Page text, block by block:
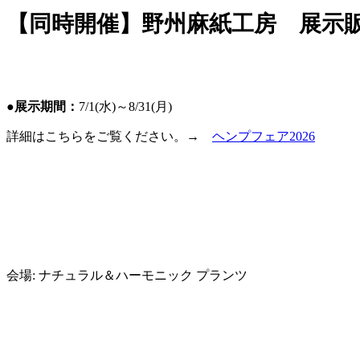
【同時開催】野州麻紙工房 展示
●展示期間： 7/1(水)～8/31(月)
詳細はこちらをご覧ください。→ ヘンプフェア2026
会場: ナチュラル＆ハーモニック プランツ